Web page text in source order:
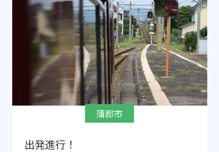
蒲郡市
出発進行！